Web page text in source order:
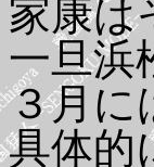
家康は
一旦浜
３月に
具体的